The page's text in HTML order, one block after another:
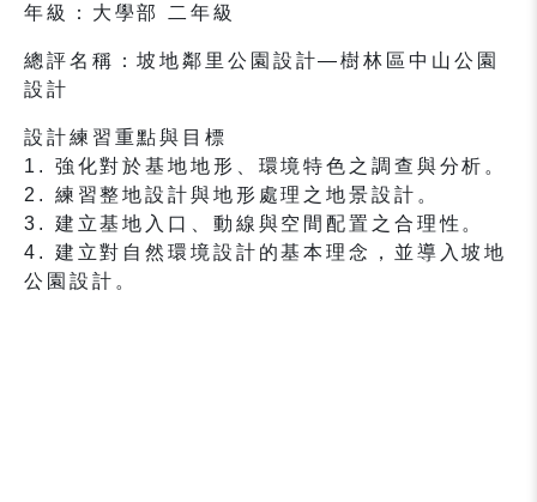
年級：大學部 二年級
總評名稱：坡地鄰里公園設計—樹林區中山公園
設計
設計練習重點與目標
1. 強化對於基地地形、環境特色之調查與分析。
2. 練習整地設計與地形處理之地景設計。
3. 建立基地入口、動線與空間配置之合理性。
4. 建立對自然環境設計的基本理念，並導入坡地
公園設計。